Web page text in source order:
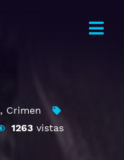
, Crimen
1263 vistas